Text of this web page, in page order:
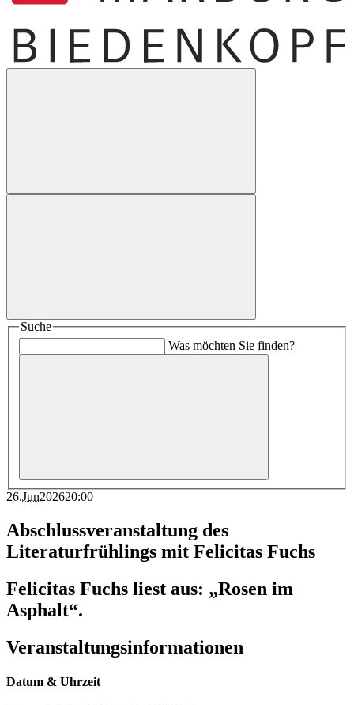
Suche
Was möchten Sie finden?
26.Jun202620:00
Abschlussveranstaltung des
Literaturfrühlings mit Felicitas Fuchs
Felicitas Fuchs liest aus: „Rosen im
Asphalt“.
Veranstaltungsinformationen
Datum & Uhrzeit